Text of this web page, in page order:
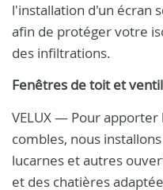
l'installation d'un écran
afin de protéger votre
des infiltrations.
Fenêtres de toit et
VELUX — Pour
combles, nous
lucarnes et autres
et des chatières